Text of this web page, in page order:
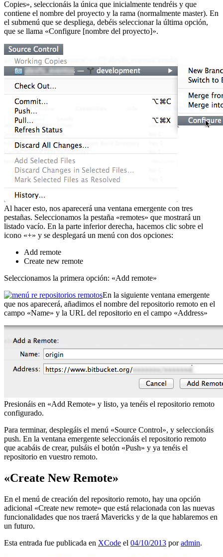
Copies», seleccionáis la única que inicialmente tendréis y que
contiene el nombre del proyecto y la rama (normalmente master). En
el submenú que se despliega, debéis seleccionar la última opción,
que se llama «Configure [nombre del proyecto]».
Al hacer esto, nos aparecerá una ventana emergente con tres
pestañas. Seleccionamos la pestaña «remotes» que mostrará un
listado vacío. En la parte inferior derecha, hacemos clic sobre el
icono «+» y se desplegará un menú con dos opciones:
Add remote
Create new remote
Seleccionamos la primera opción: «Add remote»
En la siguiente ventana emergente
que nos aparecerá, añadimos el nombre del repositorio remoto en el
campo «Name» y la URL del repositorio en el campo «Address»
Presionáis en «Add Remote» y listo, ya tenéis el repositorio remoto
configurado.
Para terminar, desplegáis el menú «Source Control», y seleccionáis
push. En la ventana emergente seleccionáis el repositorio remoto
que acabáis de crear, pulsáis el botón «Push» y ya tenéis el
repositorio en vuestro remoto.
«Create New Remote»
En el menú de creación del repositorio remoto, hay una opción
adicional «Create new remote» que está relacionada con las nuevas
funcionalidades que nos traerá Mavericks y de la que hablaremos en
un futuro.
Esta entrada fue publicada en XCode el 04/10/2013 poradmin.